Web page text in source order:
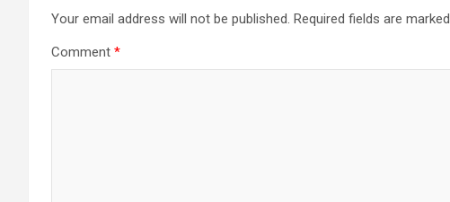
Your email address will not be published. Required fields are marked
Comment *